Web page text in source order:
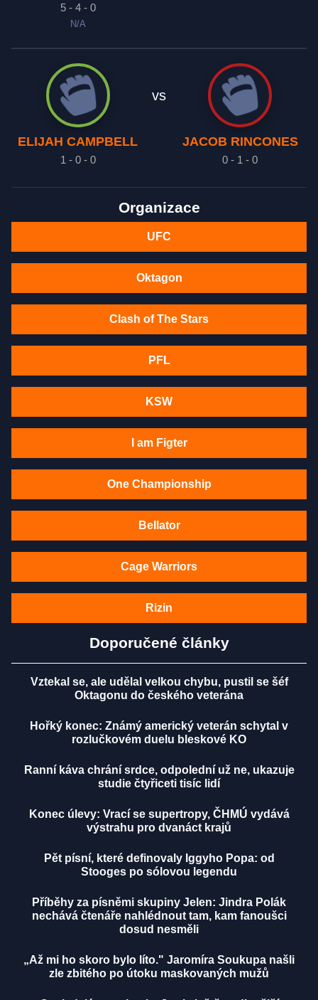
5 - 4 - 0
N/A
ELIJAH CAMPBELL
1 - 0 - 0
vs
JACOB RINCONES
0 - 1 - 0
Organizace
UFC
Oktagon
Clash of The Stars
PFL
KSW
I am Figter
One Championship
Bellator
Cage Warriors
Rizin
Doporučené články
Vztekal se, ale udělal velkou chybu, pustil se šéf
Oktagonu do českého veterána
Hořký konec: Známý americký veterán schytal v
rozlučkovém duelu bleskové KO
Ranní káva chrání srdce, odpolední už ne, ukazuje
studie čtyřiceti tisíc lidí
Konec úlevy: Vrací se supertropy, ČHMÚ vydává
výstrahu pro dvanáct krajů
Pět písní, které definovaly Iggyho Popa: od
Stooges po sólovou legendu
Příběhy za písněmi skupiny Jelen: Jindra Polák
nechává čtenáře nahlédnout tam, kam fanoušci
dosud nesměli
„Až mi ho skoro bylo líto." Jaromíra Soukupa našli
zle zbitého po útoku maskovaných mužů